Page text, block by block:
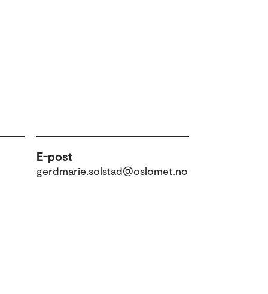
E-post
gerdmarie.solstad@oslomet.no